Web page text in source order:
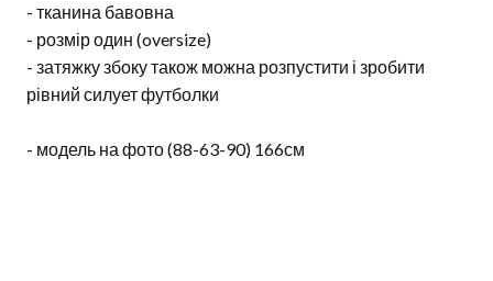
- тканина бавовна
- розмір один (oversize)
- затяжку збоку також можна розпустити і зробити
рівний силует футболки
- модель на фото (88-63-90) 166см